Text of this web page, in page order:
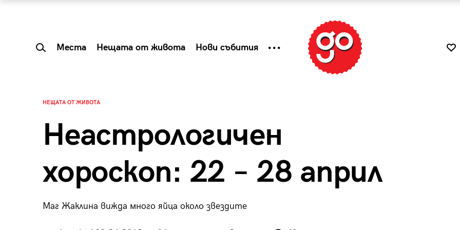
Места Нещата от живота Нови събития
НЕЩАТА ОТ ЖИВОТА
Неастрологичен
хороскоп: 22 – 28 април
Маг Жаклина вижда много яйца около звездите
Summer Prelude: как